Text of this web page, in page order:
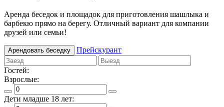
Аренда беседок и площадок для приготовления шашлыка и
барбекю прямо на берегу. Отличный вариант для компании
друзей или семьи!
Арендовать беседку Прейскурант
Гостей:
Взрослые:
Дети младше 18 лет: